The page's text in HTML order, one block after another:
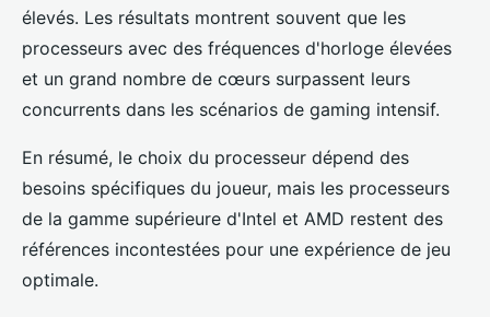
élevés. Les résultats montrent souvent que les
processeurs avec des fréquences d'horloge élevées
et un grand nombre de cœurs surpassent leurs
concurrents dans les scénarios de gaming intensif.
En résumé, le choix du processeur dépend des
besoins spécifiques du joueur, mais les processeurs
de la gamme supérieure d'Intel et AMD restent des
références incontestées pour une expérience de jeu
optimale.